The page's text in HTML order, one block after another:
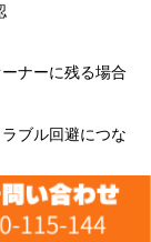
ナーに残る場合
ブル回避につな
だけで、トラ